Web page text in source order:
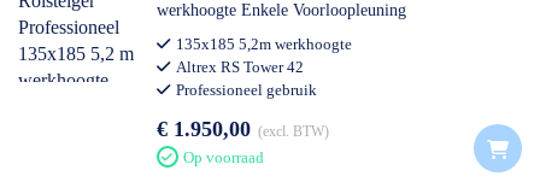
werkhoogte Enkele Voorloopleuning
135x185 5,2m werkhoogte
Altrex RS Tower 42
Professioneel gebruik
€ 1.950,00 excl. BTW
Op voorraad